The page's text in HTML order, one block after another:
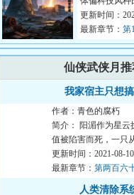
成AI进行互动
更新时间：
最新章节： 第
仙侠武侠月
我家宿主只想
作者：青色的腐朽
简介： 阳湄作为星云
值被陷害而死，一只
意之间契约了她...
更新时间：2021-08-
最新章节： 第两百六
人类清除系